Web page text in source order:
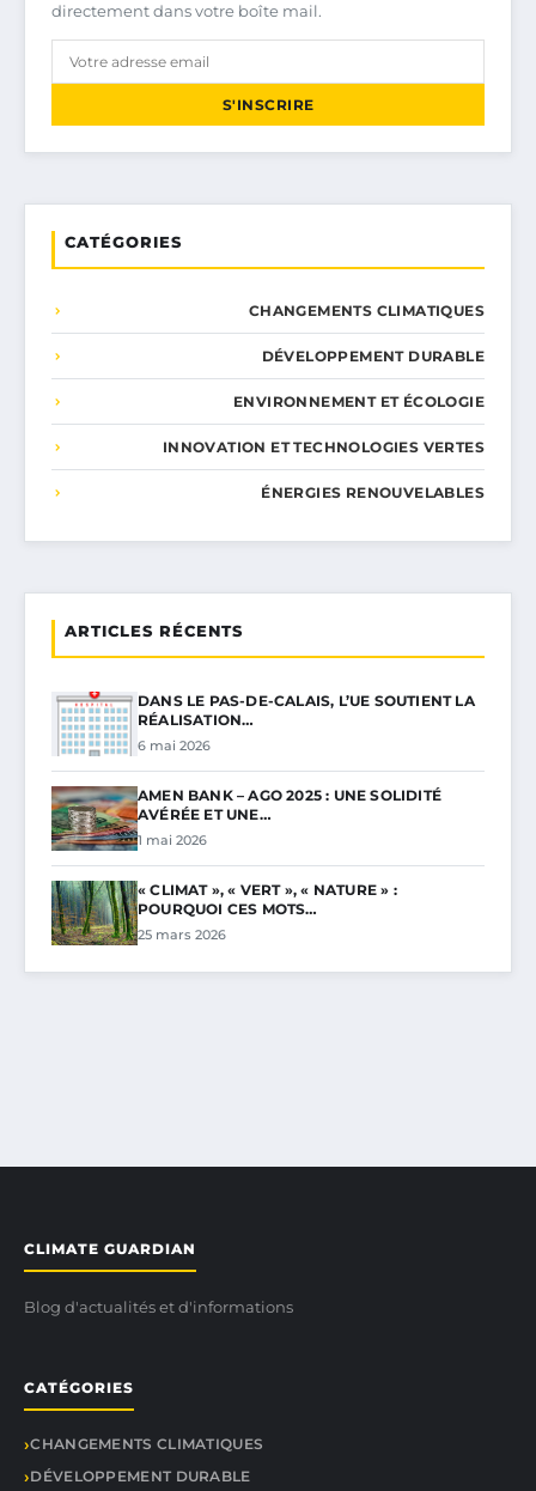
directement dans votre boîte mail.
S'INSCRIRE
CATÉGORIES
CHANGEMENTS CLIMATIQUES
DÉVELOPPEMENT DURABLE
ENVIRONNEMENT ET ÉCOLOGIE
INNOVATION ET TECHNOLOGIES VERTES
ÉNERGIES RENOUVELABLES
ARTICLES RÉCENTS
DANS LE PAS-DE-CALAIS, L’UE SOUTIENT LA
RÉALISATION…
6 mai 2026
AMEN BANK – AGO 2025 : UNE SOLIDITÉ
AVÉRÉE ET UNE…
1 mai 2026
« CLIMAT », « VERT », « NATURE » :
POURQUOI CES MOTS…
25 mars 2026
CLIMATE GUARDIAN
Blog d'actualités et d'informations
CATÉGORIES
CHANGEMENTS CLIMATIQUES
DÉVELOPPEMENT DURABLE